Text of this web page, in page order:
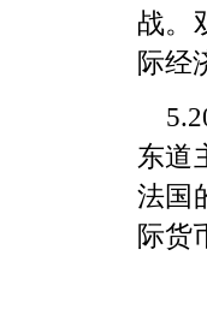
战。
际经
东道
法国
际货